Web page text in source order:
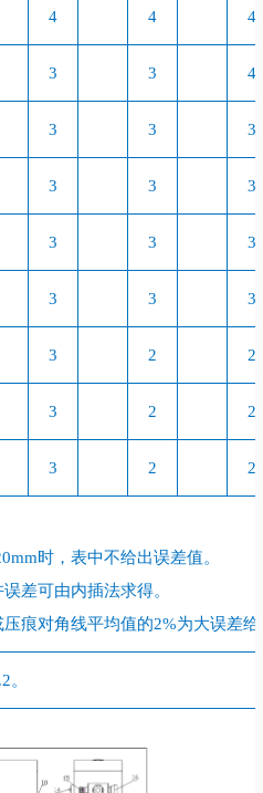
4 4 4
3 3 4
3 3 3
3 3 3
3 3 3
3 3 3
3 2 2
3 2 2
3 2 2
时，表中不给出误差值。
差可由内插法求得。
压痕对角线平均值的2%为大误差
。